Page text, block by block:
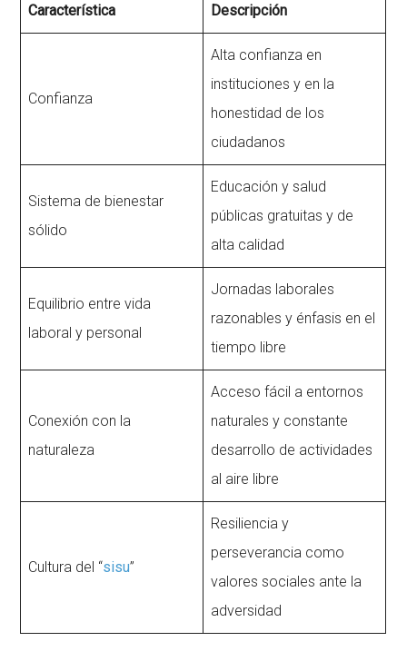
Característica Descripción
Confianza
Alta confianza en
instituciones y en la
honestidad de los
ciudadanos
Sistema de bienestar
sólido
Educación y salud
públicas gratuitas y de
alta calidad
Equilibrio entre vida
laboral y personal
Jornadas laborales
razonables y énfasis en el
tiempo libre
Conexión con la
naturaleza
Acceso fácil a entornos
naturales y constante
desarrollo de actividades
al aire libre
Cultura del “sisu”
Resiliencia y
perseverancia como
valores sociales ante la
adversidad